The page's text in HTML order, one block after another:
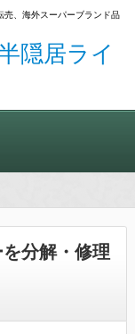
売、海外スーパーブランド品
隠居ライ
分解・修理